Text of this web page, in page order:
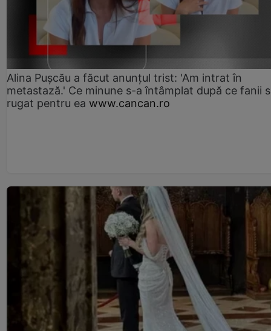
Alina Pușcău a făcut anunțul trist: 'Am intrat în
metastază.' Ce minune s-a întâmplat după ce fanii
rugat pentru ea www.cancan.ro